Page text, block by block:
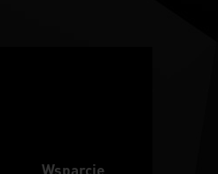
Wsparcie